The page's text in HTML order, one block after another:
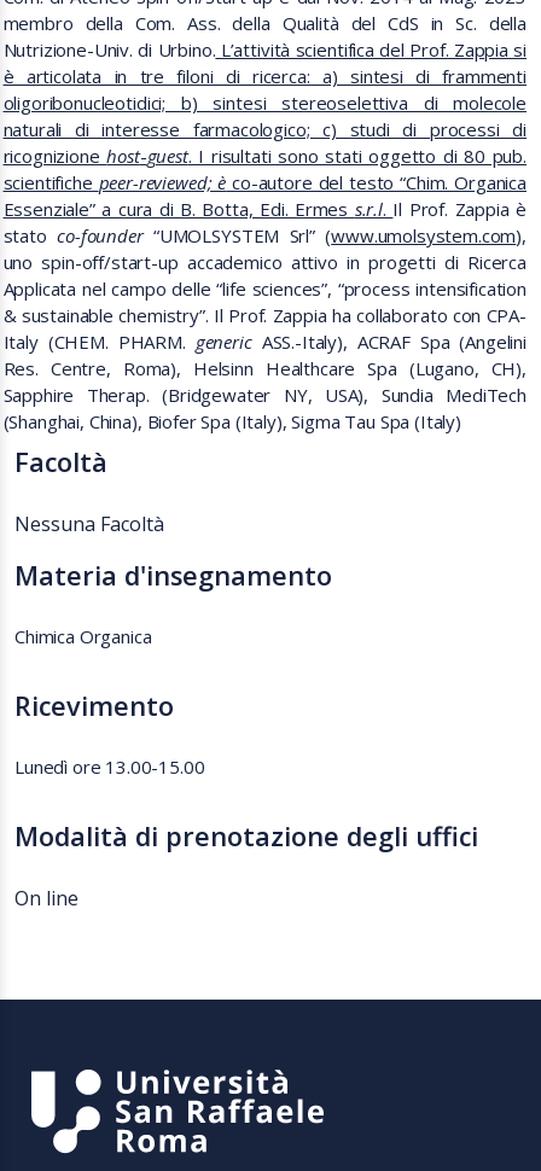
membro della Com. Ass. della Qualità del CdS in Sc. della
Nutrizione-Univ. di Urbino. L’attività scientifica del Prof. Zappia si
è articolata in tre filoni di ricerca: a) sintesi di frammenti
oligoribonucleotidici; b) sintesi stereoselettiva di molecole
naturali di interesse farmacologico; c) studi di processi di
ricognizionehost-guest. I risultati sono stati oggetto di 80 pub.
scientifiche peer-reviewed; è co-autore del testo “Chim. Organica
Essenziale” a cura di B. Botta, Edi. Ermes s.r.l. Il Prof. Zappia è
statoco-founder“UMOLSYSTEM Srl” (www.umolsystem.com),
uno spin-off/start-up accademico attivo in progetti di Ricerca
Applicata nel campo delle “life sciences”, “process intensification
& sustainable chemistry”. Il Prof. Zappia ha collaborato con CPA-
Italy (CHEM. PHARM. genericASS.-Italy), ACRAF Spa (Angelini
Res. Centre, Roma), Helsinn Healthcare Spa (Lugano, CH),
Sapphire Therap. (Bridgewater NY, USA), Sundia MediTech
(Shanghai, China), Biofer Spa (Italy), Sigma Tau Spa (Italy)
Facoltà
Nessuna Facoltà
Materia d'insegnamento
Chimica Organica
Ricevimento
Lunedì ore 13.00-15.00
Modalità di prenotazione degli uffici
On line